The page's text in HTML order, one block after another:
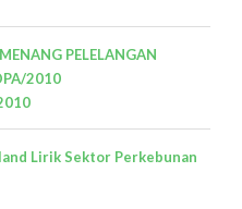
PELELANGAN
2010
Lirik Sektor Perkebunan